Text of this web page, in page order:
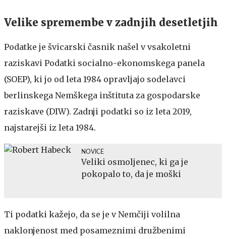
Velike spremembe v zadnjih desetletjih
Podatke je švicarski časnik našel v vsakoletni
raziskavi Podatki socialno-ekonomskega panela
(SOEP), ki jo od leta 1984 opravljajo sodelavci
berlinskega Nemškega inštituta za gospodarske
raziskave (DIW). Zadnji podatki so iz leta 2019,
najstarejši iz leta 1984.
NOVICE
Veliki osmoljenec, ki ga je
pokopalo to, da je moški
Ti podatki kažejo, da se je v Nemčiji volilna
naklonjenost med posameznimi družbenimi